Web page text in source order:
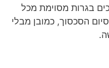
בגרות מסוימת מכל
הסכסוך, כמובן מבלי